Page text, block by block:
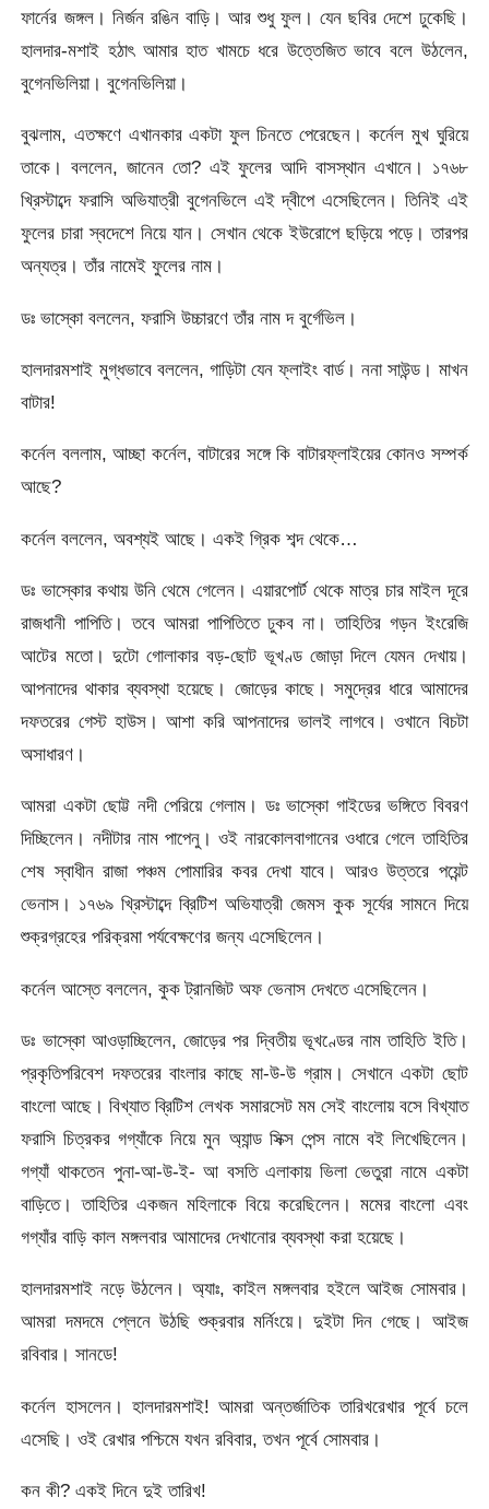
ফার্নের জঙ্গল। নির্জন রঙিন বাড়ি। আর শুধু ফুল। যেন ছবির দেশে ঢুকেছি।
হালদার-মশাই হঠাৎ আমার হাত খামচে ধরে উত্তেজিত ভাবে বলে উঠলেন,
বুগেনভিলিয়া। বুগেনভিলিয়া।
বুঝলাম, এতক্ষণে এখানকার একটা ফুল চিনতে পেরেছেন। কর্নেল মুখ ঘুরিয়ে
তাকে। বললেন, জানেন তো? এই ফুলের আদি বাসস্থান এখানে। ১৭৬৮
খ্রিস্টাব্দে ফরাসি অভিযাত্রী বুগেনভিলে এই দ্বীপে এসেছিলেন। তিনিই এই
ফুলের চারা স্বদেশে নিয়ে যান। সেখান থেকে ইউরোপে ছড়িয়ে পড়ে। তারপর
অন্যত্র। তাঁর নামেই ফুলের নাম।
ডঃ ভাস্কো বললেন, ফরাসি উচ্চারণে তাঁর নাম দ বুর্গেভিল।
হালদারমশাই মুগ্ধভাবে বললেন, গাড়িটা যেন ফ্লাইং বার্ড। ননা সাউন্ড। মাখন
বাটার!
কর্নেল বললাম, আচ্ছা কর্নেল, বাটারের সঙ্গে কি বাটারফ্লাইয়ের কোনও সম্পর্ক
আছে?
কর্নেল বললেন, অবশ্যই আছে। একই গ্রিক শব্দ থেকে…
ডঃ ভাস্কোর কথায় উনি থেমে গেলেন। এয়ারপোর্ট থেকে মাত্র চার মাইল দূরে
রাজধানী পাপিতি। তবে আমরা পাপিতিতে ঢুকব না। তাহিতির গড়ন ইংরেজি
আটের মতো। দুটো গোলাকার বড়-ছোট ভূখণ্ড জোড়া দিলে যেমন দেখায়।
আপনাদের থাকার ব্যবস্থা হয়েছে। জোড়ের কাছে। সমুদ্রের ধারে আমাদের
দফতরের গেস্ট হাউস। আশা করি আপনাদের ভালই লাগবে। ওখানে বিচটা
অসাধারণ।
আমরা একটা ছোট্ট নদী পেরিয়ে গেলাম। ডঃ ভাস্কো গাইডের ভঙ্গিতে বিবরণ
দিচ্ছিলেন। নদীটার নাম পাপেনু। ওই নারকোলবাগানের ওধারে গেলে তাহিতির
শেষ স্বাধীন রাজা পঞ্চম পোমারির কবর দেখা যাবে। আরও উত্তরে পয়েন্ট
ভেনাস। ১৭৬৯ খ্রিস্টাব্দে ব্রিটিশ অভিযাত্রী জেমস কুক সূর্যের সামনে দিয়ে
শুক্রগ্রহের পরিক্রমা পর্যবেক্ষণের জন্য এসেছিলেন।
কর্নেল আস্তে বললেন, কুক ট্রানজিট অফ ভেনাস দেখতে এসেছিলেন।
ডঃ ভাস্কো আওড়াচ্ছিলেন, জোড়ের পর দ্বিতীয় ভূখণ্ডের নাম তাহিতি ইতি।
প্রকৃতিপরিবেশ দফতরের বাংলার কাছে মা-উ-উ গ্রাম। সেখানে একটা ছোট
বাংলো আছে। বিখ্যাত ব্রিটিশ লেখক সমারসেট মম সেই বাংলোয় বসে বিখ্যাত
ফরাসি চিত্রকর গগ্যাঁকে নিয়ে মুন অ্যান্ড সিক্স পেন্স নামে বই লিখেছিলেন।
গগ্যাঁ থাকতেন পুনা-আ-উ-ই- আ বসতি এলাকায় ভিলা ভেতুরা নামে একটা
বাড়িতে। তাহিতির একজন মহিলাকে বিয়ে করেছিলেন। মমের বাংলো এবং
গগ্যাঁর বাড়ি কাল মঙ্গলবার আমাদের দেখানোর ব্যবস্থা করা হয়েছে।
হালদারমশাই নড়ে উঠলেন। অ্যাঃ, কাইল মঙ্গলবার হইলে আইজ সোমবার।
আমরা দমদমে প্লেনে উঠছি শুক্রবার মর্নিংয়ে। দুইটা দিন গেছে। আইজ
রবিবার। সানডে!
কর্নেল হাসলেন। হালদারমশাই! আমরা অন্তর্জাতিক তারিখরেখার পূর্বে চলে
এসেছি। ওই রেখার পশ্চিমে যখন রবিবার, তখন পূর্বে সোমবার।
কন কী? একই দিনে দুই তারিখ!